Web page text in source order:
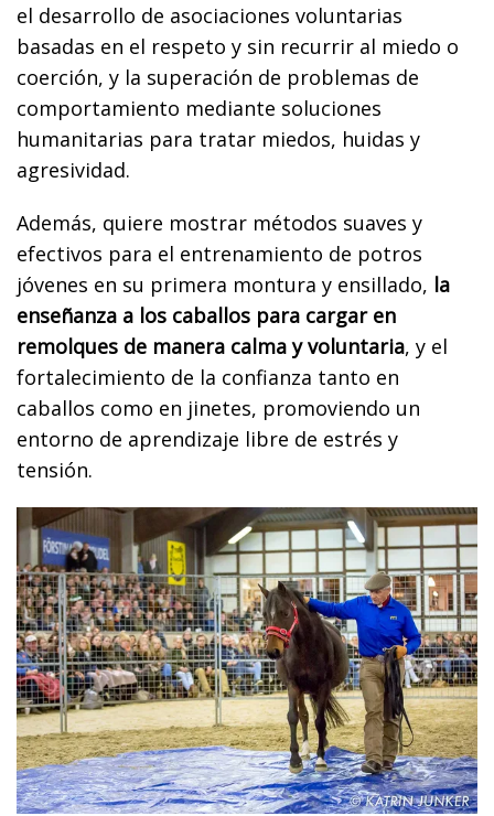
el desarrollo de asociaciones voluntarias
basadas en el respeto y sin recurrir al miedo o
coerción, y la superación de problemas de
comportamiento mediante soluciones
humanitarias para tratar miedos, huidas y
agresividad.
Además, quiere mostrar métodos suaves y
efectivos para el entrenamiento de potros
jóvenes en su primera montura y ensillado, la
enseñanza a los caballos para cargar en
remolques de manera calma y voluntaria, y el
fortalecimiento de la confianza tanto en
caballos como en jinetes, promoviendo un
entorno de aprendizaje libre de estrés y
tensión.